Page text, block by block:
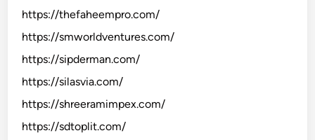
https://thefaheempro.com/
https://smworldventures.com/
https://sipderman.com/
https://silasvia.com/
https://shreeramimpex.com/
https://sdtoplit.com/